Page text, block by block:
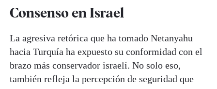
Consenso en Israel
La agresiva retórica que ha tomado Netanyahu
hacia Turquía ha expuesto su conformidad con el
brazo más conservador israelí. No solo eso,
también refleja la percepción de seguridad que